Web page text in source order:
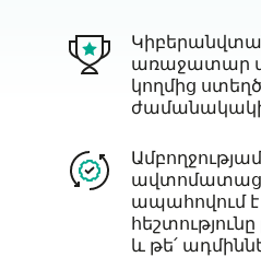
առաջատար
կողմից
ապահովում
և թե՛